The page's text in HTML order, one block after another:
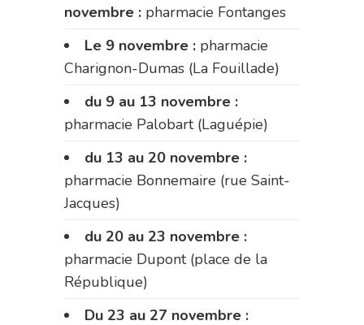
novembre : pharmacie Fontanges
Le 9 novembre : pharmacie
Charignon-Dumas (La Fouillade)
du 9 au 13 novembre :
pharmacie Palobart (Laguépie)
du 13 au 20 novembre :
pharmacie Bonnemaire (rue Saint-
Jacques)
du 20 au 23 novembre :
pharmacie Dupont (place de la
République)
Du 23 au 27 novembre :